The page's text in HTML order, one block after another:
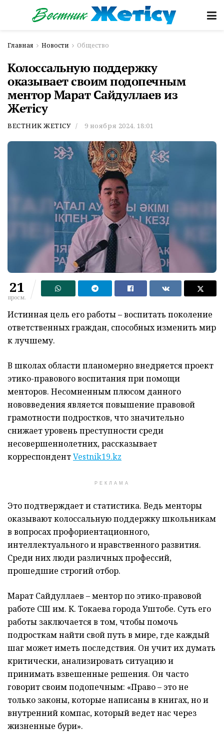
Главная Новости Общество
Колоссальную поддержку
оказывает своим подопечным
ментор Марат Сайдуллаев из
Жетісу
ВЕСТНИК ЖЕТІСУ 9 ноября 2024, 18:01
21
просм.
Истинная цель его работы – воспитать поколение
ответственных граждан, способных изменить мир
к лучшему.
В школах области планомерно внедряется проект
этико-правового воспитания при помощи
менторов. Несомненным плюсом данного
нововведения является повышение правовой
грамотности подростков, что значительно
снижает уровень преступности среди
несовершеннолетних, рассказывает
корреспондентVestnik19.kz
РЕКЛАМА
Это подтверждает и статистика. Ведь менторы
оказывают колоссальную поддержку школьникам
в вопросах профориентационного,
интеллектуального и нравственного развития.
Среди них люди различных профессий,
прошедшие строгий отбор.
Марат Сайдуллаев – ментор по этико-правовой
работе СШ им. К. Токаева города Уштобе. Суть его
работы заключается в том, чтобы помочь
подросткам найти свой путь в мире, где каждый
шаг может иметь последствия. Он учит их думать
критически, анализировать ситуацию и
принимать взвешенные решения. Он часто
говорит своим подопечным: «Право – это не
только законы, которые написаны в книгах, но и
внутренний компас, который ведет нас через
жизненные бури».